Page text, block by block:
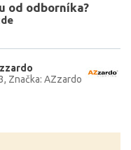
od odborníka?
Značka: AZzardo